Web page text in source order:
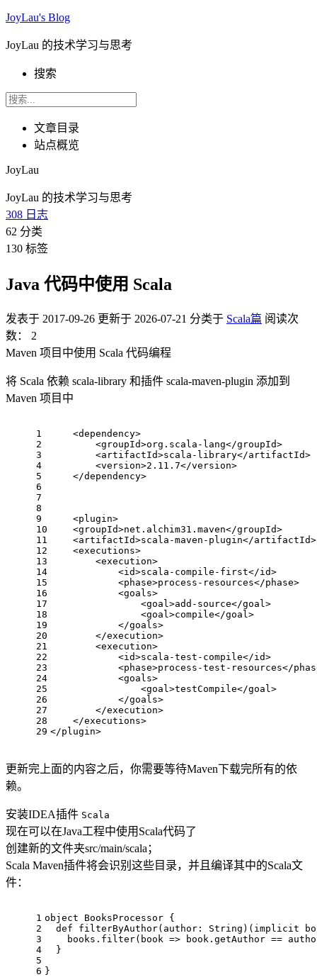
JoyLau's Blog
JoyLau 的技术学习与思考
搜索
文章目录
站点概览
JoyLau
JoyLau 的技术学习与思考
308 日志
62 分类
130 标签
Java 代码中使用 Scala
发表于 2017-09-26 更新于 2026-07-21 分类于 Scala篇 阅读次
数：
2
Maven 项目中使用 Scala 代码编程
将 Scala 依赖 scala-library 和插件 scala-maven-plugin 添加到
Maven 项目中
1
2
3
4
5
6
7
8
9
10
11
12
13
14
15
16
17
18
19
20
21
22
23
24
25
26
27
28
29
<dependency>
<groupId>org.scala-lang</groupId>
<artifactId>scala-library</artifactId>
<version>2.11.7</version>
</dependency>
<plugin>
<groupId>net.alchim31.maven</groupId>
<artifactId>scala-maven-plugin</artifactId>
<executions>
<execution>
<id>scala-compile-first</id>
<phase>process-resources</phase>
<goals>
<goal >add-source</goal >
<goal >compile</goal >
</goals>
</execution>
<execution>
<id>scala-test-compile</id>
<phase>process-test-resources</
<goals>
<goal >testCompile</goal >
</goals>
</execution>
</executions>
</plugin>
更新完上面的内容之后，你需要等待Maven下载完所有的依
赖。
安装IDEA插件 Scala
现在可以在Java工程中使用Scala代码了
创建新的文件夹src/main/scala；
Scala Maven插件将会识别这些目录，并且编译其中的Scala文
件：
1
2
3
4
5
6
object BooksProcessor {
  def
filterByAuthor(author: String) (implicit
books.filter(book => book.getAuthor ==
  }
}